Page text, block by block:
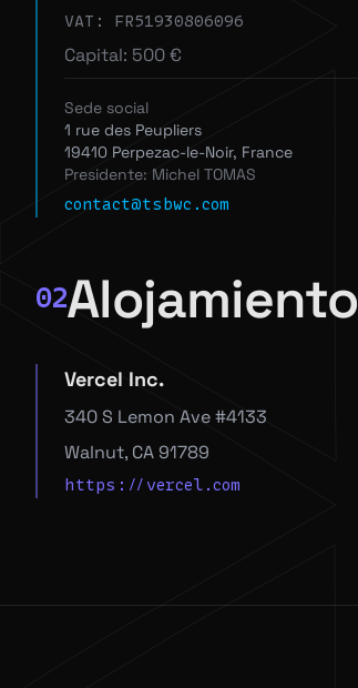
VAT: FR51930806096
Capital: 500 €
Sede social
1 rue des Peupliers
19410 Perpezac-le-Noir, France
Presidente: Michel TOMAS
contact@tsbwc.com
02Alojamiento
Vercel Inc.
340 S Lemon Ave #4133
Walnut, CA 91789
https://vercel.com